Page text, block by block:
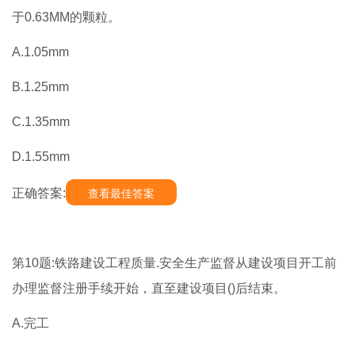
于0.63MM的颗粒。
A.1.05mm
B.1.25mm
C.1.35mm
D.1.55mm
正确答案: 查看最佳答案
第10题:铁路建设工程质量.安全生产监督从建设项目开工前
办理监督注册手续开始，直至建设项目()后结束。
A.完工